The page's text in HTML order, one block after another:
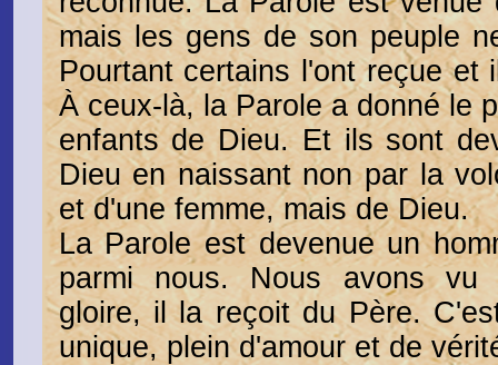
mais les gens de son peuple
Pourtant certains l'ont reçue et
À ceux-là, la Parole a donné le
enfants de Dieu. Et ils sont
Dieu en naissant non par la
et d'une femme, mais de Dieu.
La Parole est devenue un
parmi nous. Nous avons vu
gloire, il la reçoit du Père.
unique, plein d'amour et de